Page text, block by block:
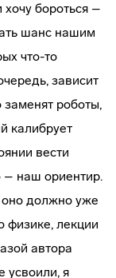
хочу бороться –
шанс нашим
что-то
зависит
заменят роботы,
калибрует
вести
– наш ориентир.
оно должно уже
физике, лекции
автора
усвоили, я